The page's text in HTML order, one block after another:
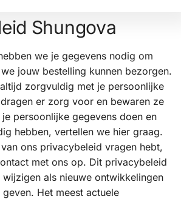
Shungova
we je gegevens nodig om
jouw bestelling kunnen bezorgen.
zorgvuldig met je persoonlijke
er zorg voor en bewaren ze
persoonlijke gegevens doen en
hebben, vertellen we hier graag.
ons privacybeleid vragen hebt,
met ons op. Dit privacybeleid
als nieuwe ontwikkelingen
Het meest actuele